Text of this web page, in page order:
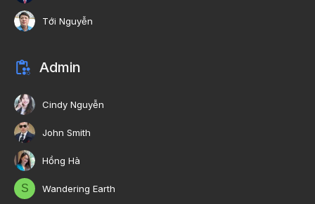
Tới Nguyễn
Admin
Cindy Nguyễn
John Smith
Hồng Hà
S Wandering Earth